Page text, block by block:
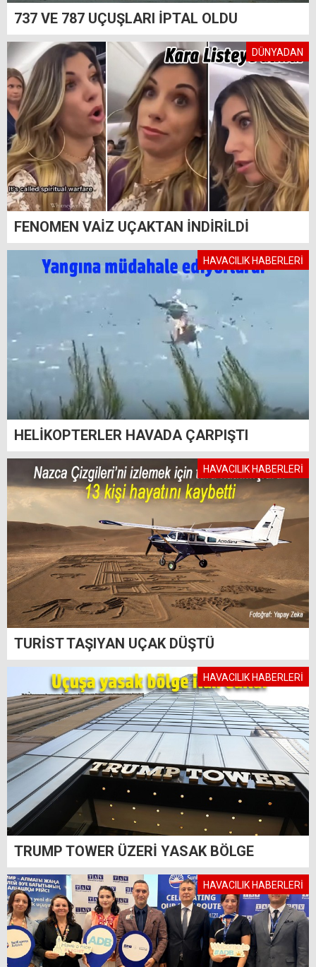
737 VE 787 UÇUŞLARI İPTAL OLDU
DÜNYADAN
FENOMEN VAİZ UÇAKTAN İNDİRİLDİ
HAVACILIK HABERLERİ
HELİKOPTERLER HAVADA ÇARPIŞTI
HAVACILIK HABERLERİ
TURİST TAŞIYAN UÇAK DÜŞTÜ
HAVACILIK HABERLERİ
TRUMP TOWER ÜZERİ YASAK BÖLGE
HAVACILIK HABERLERİ